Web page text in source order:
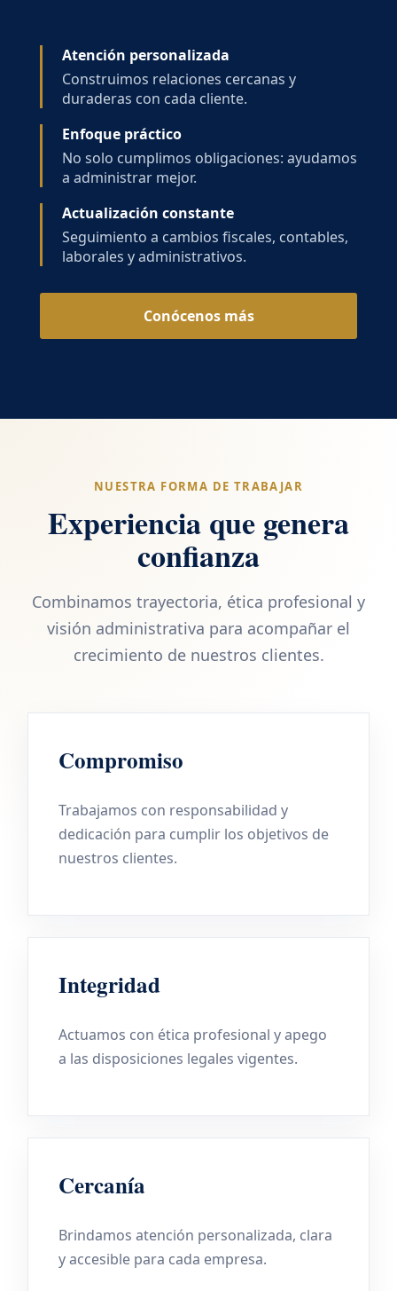
Atención personalizada
Construimos relaciones cercanas y
duraderas con cada cliente.
Enfoque práctico
No solo cumplimos obligaciones: ayudamos
a administrar mejor.
Actualización constante
Seguimiento a cambios fiscales, contables,
laborales y administrativos.
Conócenos más
NUESTRA FORMA DE TRABAJAR
Experiencia que genera
confianza
Combinamos trayectoria, ética profesional y
visión administrativa para acompañar el
crecimiento de nuestros clientes.
Compromiso
Trabajamos con responsabilidad y
dedicación para cumplir los objetivos de
nuestros clientes.
Integridad
Actuamos con ética profesional y apego
a las disposiciones legales vigentes.
Cercanía
Brindamos atención personalizada, clara
y accesible para cada empresa.